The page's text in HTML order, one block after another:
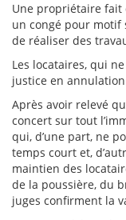
Une propriétaire fait
un congé pour motif
de réaliser des
Les locataires, qui
justice en
Après avoir relevé
concert sur tout
qui, d’une part, ne
temps court et,
maintien des
de la poussière, du
juges confirment la